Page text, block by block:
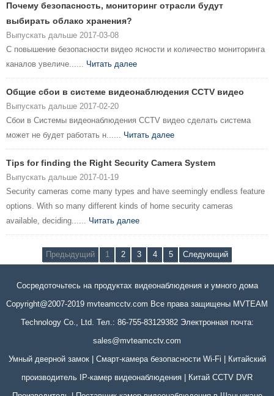
Почему безопасность, мониторинг отрасли будут
выбирать облако хранения?
Выпускать дальше 2017-03-08
С повышение безопасности видео ясности и количество мониторинга
каналов увеличе...... Читать далее
Общие сбои в системе видеонаблюдения CCTV видео
Выпускать дальше 2017-02-20
Сбои в Системы видеонаблюдения CCTV видео сделать система
может не будет работать н...... Читать далее
Tips for finding the Right Security Camera System
Выпускать дальше 2017-01-19
Security cameras come many types and have seemingly endless feature
options. With so many different kinds of home security cameras
available, deciding...... Читать далее
Предыдущий 1 2 3 4 5 Следующий
Сосредоточьтесь на продуктах видеонаблюдения и умного дома
Copyright@2007-2019 mvteamcctv.com Все права защищены MVTEAM
Technology Co., Ltd. Тел.: 86-755-83129382 Электронная почта:
sales@mvteamcctv.com
Умный дверной замок | Смарт-камера безопасности Wi-Fi | Китайский
производитель IP-камер видеонаблюдения | Китай CCTV DVR